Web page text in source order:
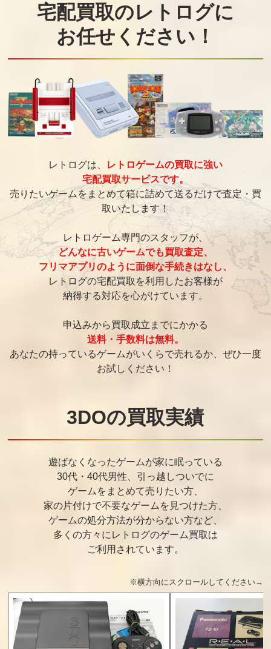
宅配買取のレトログに
お任せください！
レトログは、
レトロゲームの買取に強い
宅配買取サービスです。
売りたいゲームをまとめて箱に詰めて送るだけで査定・買
取いたします！
レトロゲーム専門のスタッフが、
どんなに古いゲームでも買取査定、
フリマアプリのように面倒な手続きはなし、
レトログの宅配買取を利用したお客様が
納得する対応を心がけています。
申込みから買取成立までにかかる
送料・手数料は無料。
あなたの持っているゲームがいくらで売れるか、ぜひ一度
お試しください！
3DOの買取実績
遊ばなくなったゲームが家に眠っている
30代・40代男性、引っ越しついでに
ゲームをまとめて売りたい方、
家の片付けで不要なゲームを見つけた方、
ゲームの処分方法が分からない方など、
多くの方々にレトログのゲーム買取は
ご利用されています。
※横方向にスクロールしてください→